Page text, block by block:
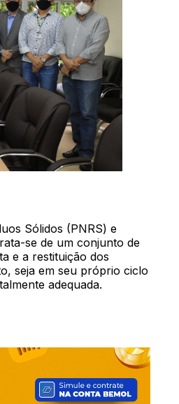
Sólidos (PNRS) e
se de um conjunto de
e a restituição dos
seja em seu próprio ciclo
adequada.